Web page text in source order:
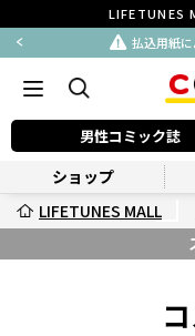
LIFETUNES
払込用紙
男性コミック誌
ショップ
LIFETUNES MALL